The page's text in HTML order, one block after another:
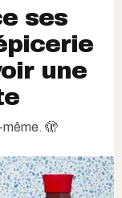
ses
une
même. 🫣